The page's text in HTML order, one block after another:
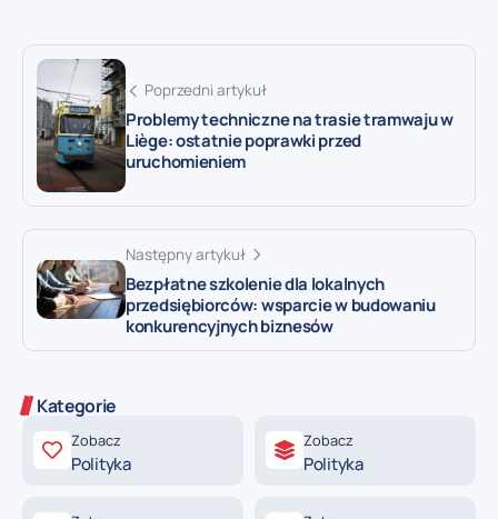
Poprzedni artykuł
Problemy techniczne na trasie tramwaju w
Liège: ostatnie poprawki przed
uruchomieniem
Następny artykuł
Bezpłatne szkolenie dla lokalnych
przedsiębiorców: wsparcie w budowaniu
konkurencyjnych biznesów
Kategorie
Zobacz
Polityka
Zobacz
Polityka